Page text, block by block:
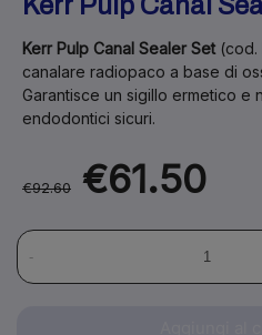
Kerr Pulp Canal
Kerr Pulp Canal Sealer Set (cod.
canalare radiopaco a base di
Garantisce un sigillo ermetico e
endodontici sicuri.
€92.60 €61.50
-